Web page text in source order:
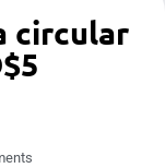
circular